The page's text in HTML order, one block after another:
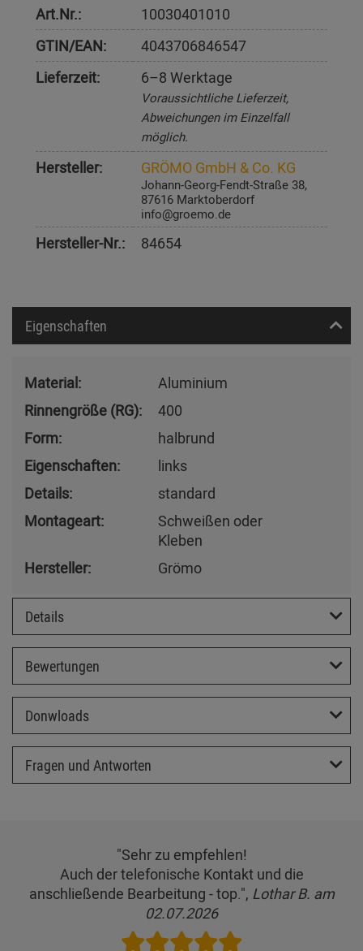
Art.Nr.:
10030401010
GTIN/EAN:
4043706846547
Lieferzeit:
6–8 Werktage
Voraussichtliche Lieferzeit,
Abweichungen im Einzelfall
möglich.
Hersteller: GRÖMO GmbH & Co. KG
Johann-Georg-Fendt-Straße 38,
87616 Marktoberdorf
info@groemo.de
Hersteller-Nr.: 84654
Eigenschaften
Material:
Aluminium
Rinnengröße (RG):
400
Form:
halbrund
Eigenschaften:
links
Details:
standard
Montageart:
Schweißen oder
Kleben
Hersteller:
Grömo
Details
Bewertungen
Donwloads
Fragen und Antworten
"Sehr zu empfehlen!
Auch der telefonische Kontakt und die
anschließende Bearbeitung - top.", Lothar B. am
02.07.2026